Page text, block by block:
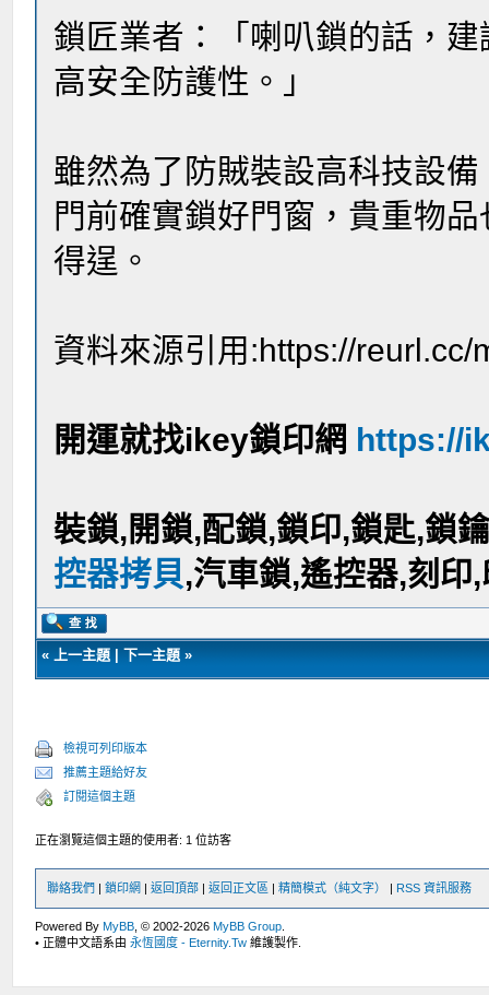
鎖匠業者：「喇叭鎖的話，
高安全防護性。」
雖然為了防賊裝設高科技設
門前確實鎖好門窗，貴重物
得逞。
資料來源引用:https://reurl.cc/
開運就找ikey鎖印網 https://
裝鎖,開鎖,配鎖,鎖印,鎖匙,鎖
控器拷貝,汽車鎖,遙控器,刻印
«上一主題 |下一主題 »
檢視可列印版本
推薦主題給好友
訂閱這個主題
正在瀏覽這個主題的使用者: 1 位訪客
聯絡我們 |鎖印網 |返回頂部 |返回正文區 |精簡模式（純文字） | RSS 資訊服務
Powered ByMyBB , © 2002-2026MyBB Group
• 正體中文語系由永恆國度 - Eternity.Tw 維護製作.